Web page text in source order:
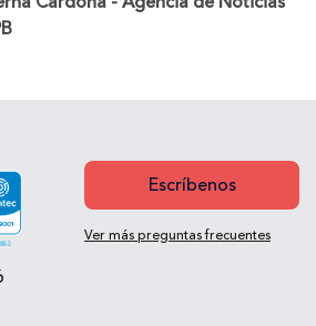
Escríbenos
Ver más preguntas frecuentes